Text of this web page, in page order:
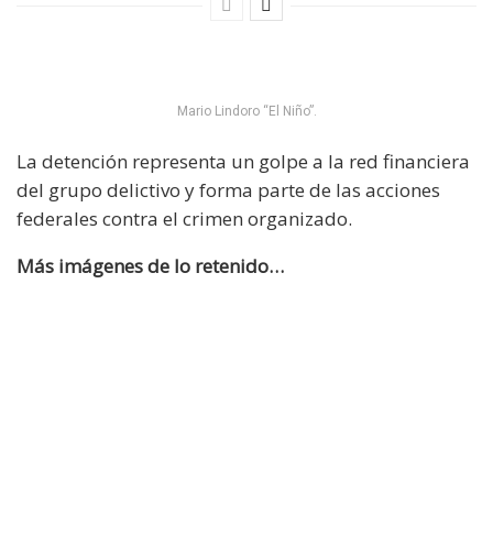
Mario Lindoro “El Niño”.
La detención representa un golpe a la red financiera
del grupo delictivo y forma parte de las acciones
federales contra el crimen organizado.
Más imágenes de lo retenido…